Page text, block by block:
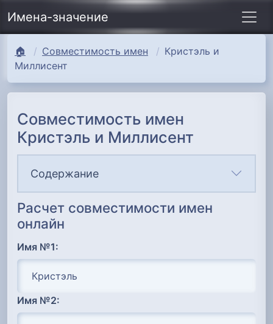
Имена-значение
🏠 Совместимость имен
Кристэль и
Миллисент
Совместимость имен
Кристэль и Миллисент
Содержание
Расчет совместимости имен
онлайн
Имя №1:
Имя №2: